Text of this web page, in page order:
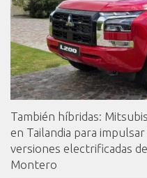
También híbridas:
en Tailandia para
versiones electrificadas
Montero